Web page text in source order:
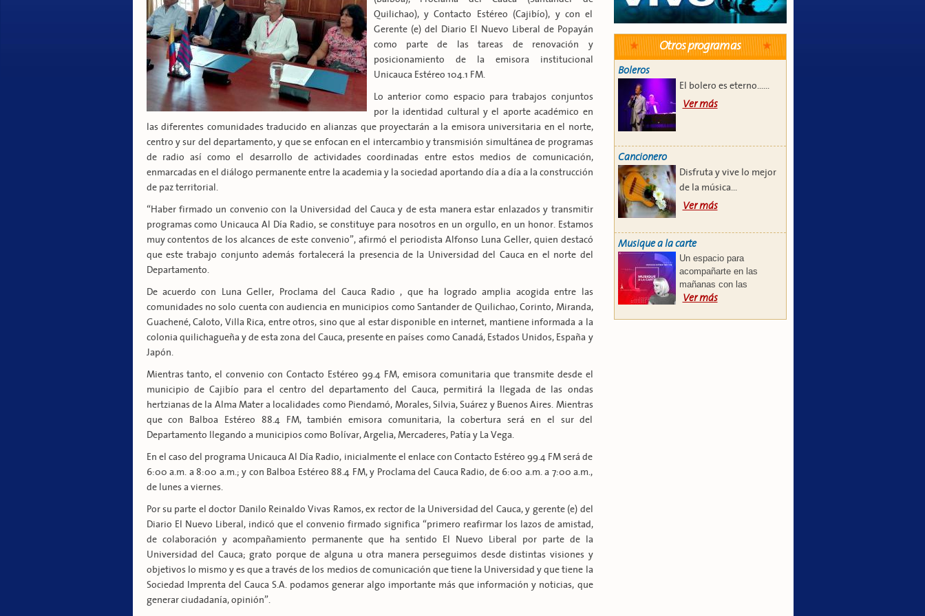
Quilichao), y Contacto Estéreo (Cajibío), y con el
Gerente (e) del Diario El Nuevo Liberal de Popayán
como parte de las tareas de renovación y
posicionamiento de la emisora institucional
Unicauca Estéreo 104.1 FM.
Lo anterior como espacio para trabajos conjuntos
por la identidad cultural y el aporte académico en
las diferentes comunidades traducido en alianzas que proyectarán a la emisora universitaria en el norte,
centro y sur del departamento, y que se enfocan en el intercambio y transmisión simultánea de programas
de radio así como el desarrollo de actividades coordinadas entre estos medios de comunicación,
enmarcadas en el diálogo permanente entre la academia y la sociedad aportando día a día a la construcción
de paz territorial.
“Haber firmado un convenio con la Universidad del Cauca y de esta manera estar enlazados y transmitir
programas como Unicauca Al Día Radio, se constituye para nosotros en un orgullo, en un honor. Estamos
muy contentos de los alcances de este convenio”, afirmó el periodista Alfonso Luna Geller, quien destacó
que este trabajo conjunto además fortalecerá la presencia de la Universidad del Cauca en el norte del
Departamento.
De acuerdo con Luna Geller, Proclama del Cauca Radio , que ha logrado amplia acogida entre las
comunidades no solo cuenta con audiencia en municipios como Santander de Quilichao, Corinto, Miranda,
Guachené, Caloto, Villa Rica, entre otros, sino que al estar disponible en internet, mantiene informada a la
colonia quilichagueña y de esta zona del Cauca, presente en países como Canadá, Estados Unidos, España y
Japón.
Mientras tanto, el convenio con Contacto Estéreo 99.4 FM, emisora comunitaria que transmite desde el
municipio de Cajibío para el centro del departamento del Cauca, permitirá la llegada de las ondas
hertzianas de la Alma Mater a localidades como Piendamó, Morales, Silvia, Suárez y Buenos Aires. Mientras
que con Balboa Estéreo 88.4 FM, también emisora comunitaria, la cobertura será en el sur del
Departamento llegando a municipios como Bolívar, Argelia, Mercaderes, Patía y La Vega.
En el caso del programa Unicauca Al Día Radio, inicialmente el enlace con Contacto Estéreo 99.4 FM será de
6:00 a.m. a 8:00 a.m.; y con Balboa Estéreo 88.4 FM, y Proclama del Cauca Radio, de 6:00 a.m. a 7:00 a.m.,
de lunes a viernes.
Por su parte el doctor Danilo Reinaldo Vivas Ramos, ex rector de la Universidad del Cauca, y gerente (e) del
Diario El Nuevo Liberal, indicó que el convenio firmado significa “primero reafirmar los lazos de amistad,
de colaboración y acompañamiento permanente que ha sentido El Nuevo Liberal por parte de la
Universidad del Cauca; grato porque de alguna u otra manera perseguimos desde distintas visiones y
objetivos lo mismo y es que a través de los medios de comunicación que tiene la Universidad y que tiene la
Sociedad Imprenta del Cauca S.A. podamos generar algo importante más que información y noticias, que
generar ciudadanía, opinión”.
Otros programas
Boleros
El bolero es eterno...
Ver más
Cancionero
Disfruta y vive lo mejor
de la música...
Ver más
Musique a la carte
Un espacio para
acompañarte en las
mañanas con las
Ver más